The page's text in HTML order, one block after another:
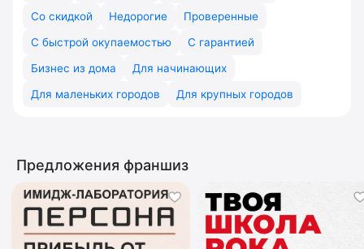
Со скидкой
Недорогие
Проверенные
С быстрой окупаемостью
С гарантией
Бизнес из дома
Для начинающих
Для маленьких городов
Для крупных городов
Предложения франшиз